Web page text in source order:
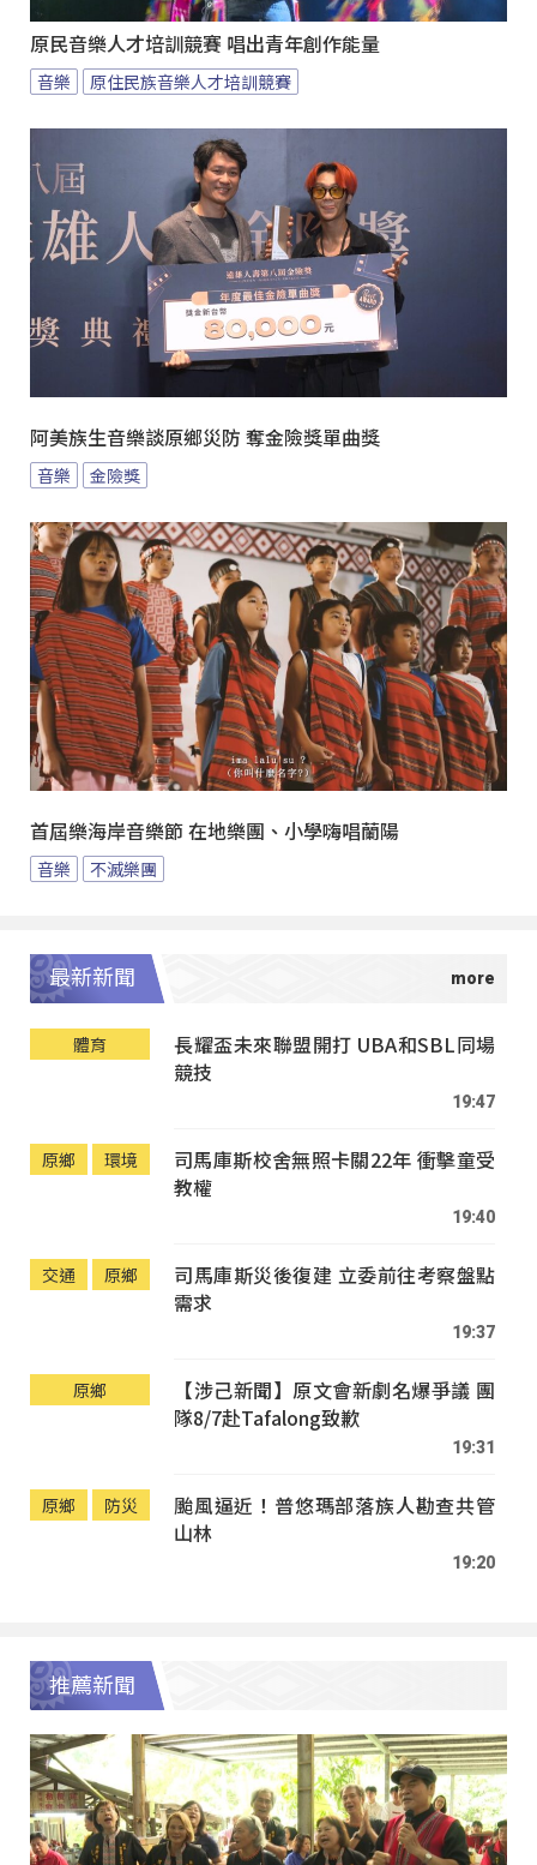
原民音樂人才培訓競賽 唱出青年創作能量
音樂 原住民族音樂人才培訓競賽
阿美族生音樂談原鄉災防 奪金險獎單曲獎
音樂 金險獎
首屆樂海岸音樂節 在地樂團、小學嗨唱蘭陽
音樂 不滅樂團
最新新聞
體育
長耀盃未來聯盟開打 UBA和SBL同場
競技
19:47
原鄉 環境
司馬庫斯校舍無照卡關22年 衝擊童受
教權
19:40
交通 原鄉
司馬庫斯災後復建 立委前往考察盤點
需求
19:37
原鄉
【涉己新聞】原文會新劇名爆爭議 團
隊8/7赴Tafalong致歉
19:31
原鄉 防災
颱風逼近！普悠瑪部落族人勘查共管
山林
19:20
推薦新聞